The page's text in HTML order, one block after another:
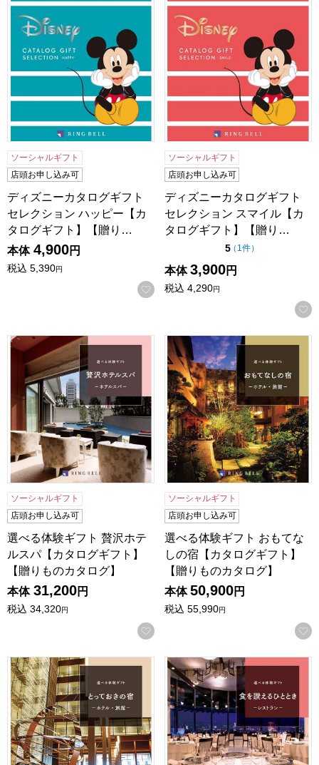
ソーシャルギフト
店頭お申し込み可
ディズニーカタログギフト
セレクション ハッピー【カ
タログギフト】【贈り…
本体 4,900円
税込 5,390円
お気に入りに登録する
ソーシャルギフト
店頭お申し込み可
ディズニーカタログギフト
セレクション スマイル【カ
タログギフト】【贈り…
5点（5点満点中）
（ 1件の評価
）
本体 3,900円
税込 4,290円
選べる体験ギフト 贅沢ホテルスパ【カタログギフト】【贈
ソーシャルギフト
店頭お申し込み可
選べる体験ギフト 贅沢ホテ
ルスパ【カタログギフト】
【贈りものカタログ】
本体 31,200円
税込 34,320円
お気に入りに登録する
選べる体験ギフト おもてな
ソーシャルギフト
店頭お申し込み可
選べる体験ギフト おもてな
しの宿【カタログギフト】
【贈りものカタログ】
本体 50,900円
税込 55,990円
選べる体験ギフト とっておきの宿【カタログギフト】【贈
選べる体験ギフト 食を讃え